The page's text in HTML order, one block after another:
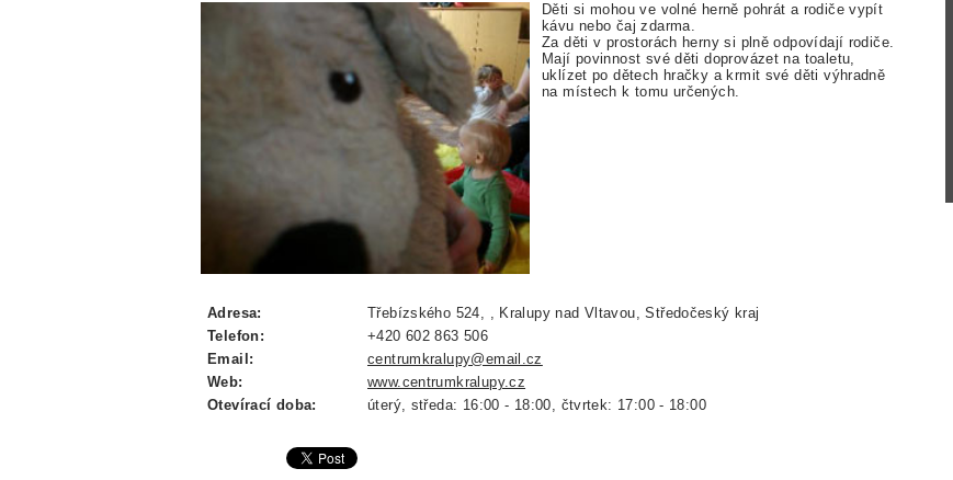
Děti si mohou ve volné herně pohrát a rodiče vypít
kávu nebo čaj zdarma.
Za děti v prostorách herny si plně odpovídají rodiče.
Mají povinnost své děti doprovázet na toaletu,
uklízet po dětech hračky a krmit své děti výhradně
na místech k tomu určených.
Adresa:
Třebízského 524, , Kralupy nad Vltavou, Středočeský kraj
Telefon:
+420 602 863 506
Email:
centrumkralupy@email.cz
Web:
www.centrumkralupy.cz
Otevírací doba:
úterý, středa: 16:00 - 18:00, čtvrtek: 17:00 - 18:00